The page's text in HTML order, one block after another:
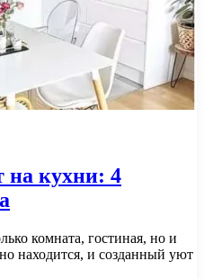
на кухни: 4
комната, гостиная, но и
находится, и созданный уют